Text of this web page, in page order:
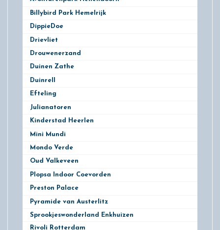
Billybird Park Hemelrijk
DippieDoe
Drievliet
Drouwenerzand
Duinen Zathe
Duinrell
Efteling
Julianatoren
Kinderstad Heerlen
Mini Mundi
Mondo Verde
Oud Valkeveen
Plopsa Indoor Coevorden
Preston Palace
Pyramide van Austerlitz
Sprookjeswonderland Enkhuizen
Rivoli Rotterdam